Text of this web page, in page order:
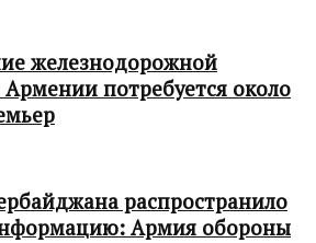
железнодорожной
потребуется около
распространило
Армия обороны